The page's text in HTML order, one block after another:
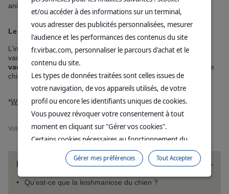
animal.
Le saviez-vous ?
L’immunité collective dépend fortement du taux d’animaux
vaccinés dans une population. On parle de
vaccinale. Il importe donc de vacciner le plus grand nombre de
chiens et de chats avec des vaccins essentiels.
*WSAVA : World Small Animal Veterinary Association.
Voter:
Qu'est-ce que la leishmaniose du chien ?
et/ou accéder à des informations sur un terminal,
vous adresser des publicités personnalisées, mesurer
l'audience et les performances des contenus du site
fr.virbac.com, personnaliser le parcours d'achat et le
contenu du site.
Les types de données traitées sont celles issues de
votre navigation, de vos appareils utilisés, de votre
profil ou encore les identifiants uniques de cookies.
Vous pouvez révoquer votre consentement à tout
moment en cliquant sur "Gérer vos cookies".
Certains cookies nécessaires au fonctionnement du
site sont déposés sans votre consentement. Ils
permettent et facilitent votre navigation sur le site. En
cliquant sur “Continuer sans accepter” aucun cookie
Tout Accepter
Gérer mes préférences